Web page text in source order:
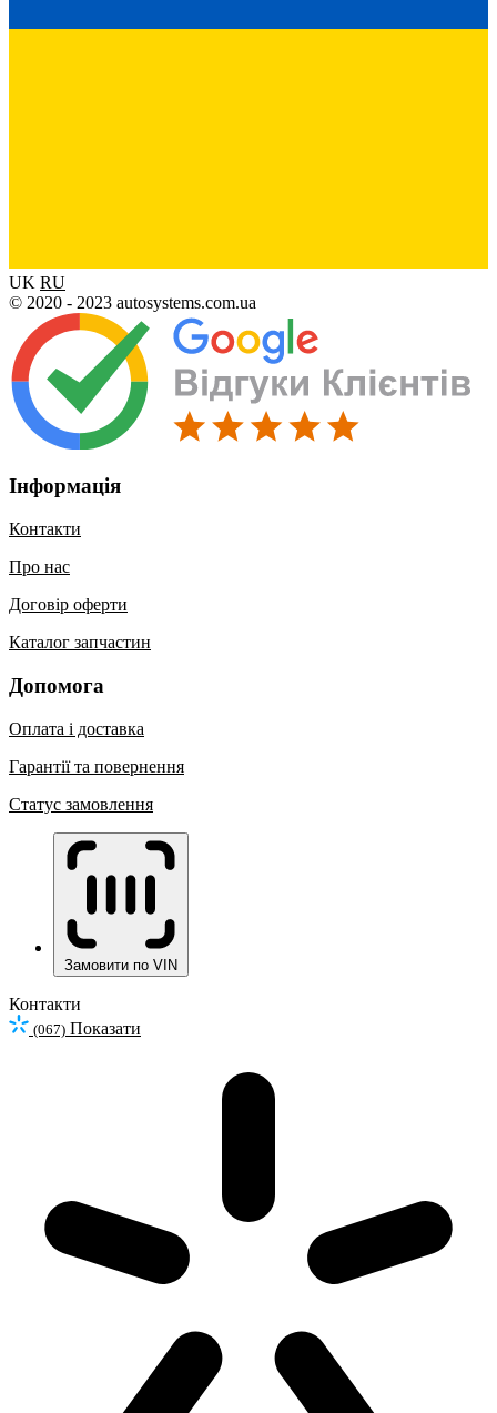
UK RU
© 2020 - 2023 autosystems.com.ua
Інформація
Контакти
Про нас
Договір оферти
Каталог запчастин
Допомога
Оплата і доставка
Гарантії та повернення
Статус замовлення
Замовити по VIN
Контакти
(067) Показати